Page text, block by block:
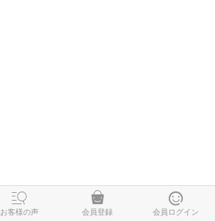

お客様の声

会員登録

会員ログイン